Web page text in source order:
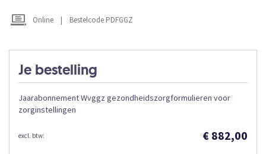
Je bestelling
Jaarabonnement Wvggz gezondheidszorgformulieren voor
zorginstellingen
€ 882,00
Online | Bestelcode PDFGGZ
afbeeldingen-
gallerij